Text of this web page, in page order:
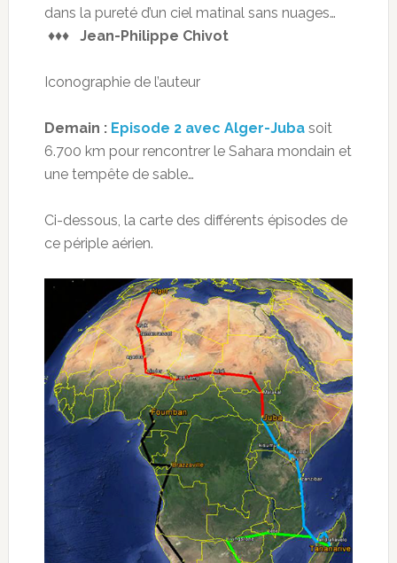
dans la pureté d’un ciel matinal sans nuages…
♦♦♦ Jean-Philippe Chivot
Iconographie de l’auteur
Demain : Episode 2 avec Alger-Jubasoit
6.700 km pour rencontrer le Sahara mondain et
une tempête de sable…
Ci-dessous, la carte des différents épisodes de
ce périple aérien.